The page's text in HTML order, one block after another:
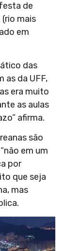
de
mais
em
das
as da UFF,
era muito
as aulas
afirma.
são
em um
por
que seja
mas